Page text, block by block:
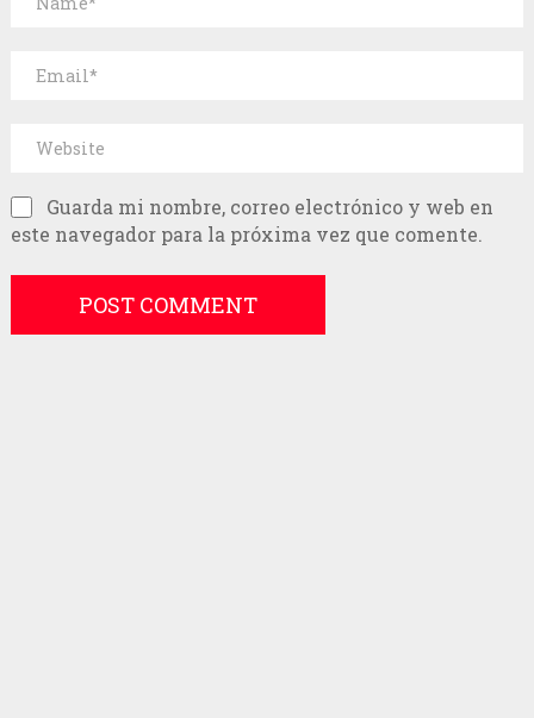
Guarda mi nombre, correo electrónico y web en
este navegador para la próxima vez que comente.